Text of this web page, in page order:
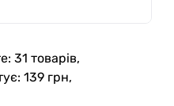
31 товарів,
139 грн,